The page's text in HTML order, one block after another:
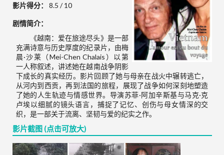
影片得分：
8.5 / 10
剧情简介：
《越南：爱在旅途尽头》是一部
充满诗意与历史厚度的纪录片，由梅
晨·沙莱（Mei-Chen Chalais）以第
一人称叙述，讲述她在越南战争阴影
下成长的真实经历。影片回顾了她与母亲在战火中辗转逃亡，
从河内到西贡，再到法国的旅程，展现了战争如何深刻地塑造
了她的人生轨迹与情感世界。导演苏菲·阿加辛斯基与马克·克
卢埃以细腻的镜头语言，捕捉了记忆、创伤与母女情深的交
织，是一部关于流离、坚韧与爱的纪实之作。
影片截图 (点击可放大)